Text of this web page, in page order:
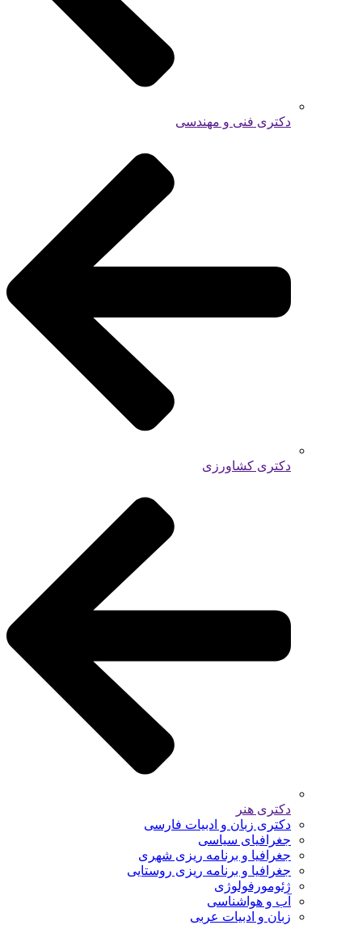
دکتری فنی و مهندسی
دکتری کشاورزی
دکتری هنر
دکتری زبان و ادبیات فارسی
جغرافیای سیاسی
جغرافیا و برنامه ریزی شهری
جغرافیا و برنامه ریزی روستایی
ژئومورفولوژی
آب و هواشناسی
زبان و ادبیات عربی